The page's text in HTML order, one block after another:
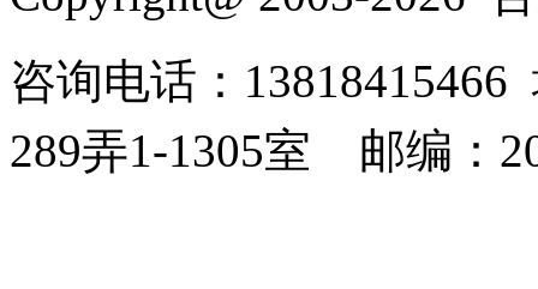
咨询电话：
289弄1-1305室
邮编：